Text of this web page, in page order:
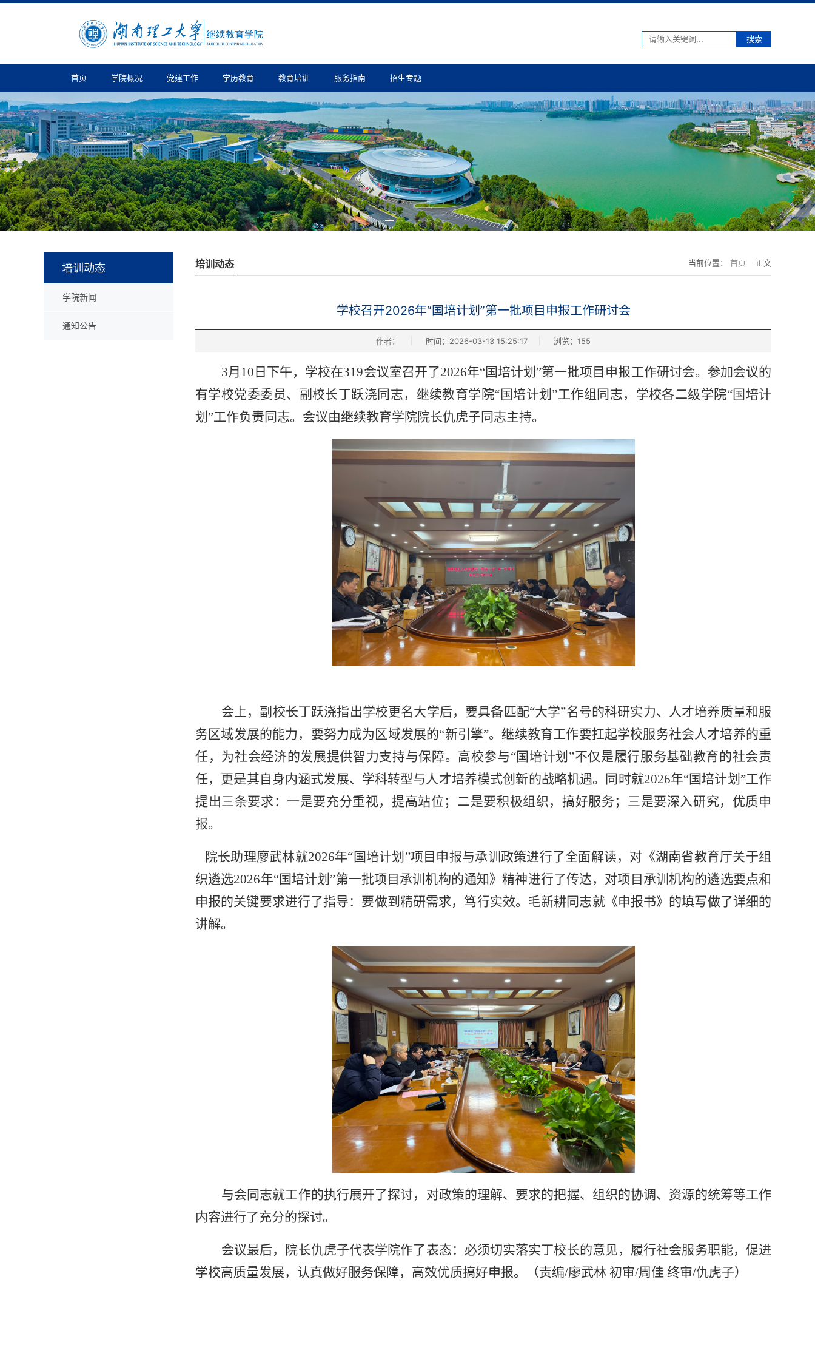
搜索
首页 学院概况 党建工作 学历教育 教育培训 服务指南 招生专题
培训动态
学院新闻
通知公告
当前位置： 首页 正文
培训动态
学校召开2026年“国培计划”第一批项目申报工作研讨会
作者： 时间：2026-03-13 15:25:17 浏览： 155
3月10日下午，学校在319会议室召开了2026年“国培计划”第一批项目申报工作研讨会。参加会议的
有学校党委委员、副校长丁跃浇同志，继续教育学院“国培计划”工作组同志，学校各二级学院“国培计
划”工作负责同志。会议由继续教育学院院长仇虎子同志主持。
会上，副校长丁跃浇指出学校更名大学后，要具备匹配“大学”名号的科研实力、人才培养质量和服
务区域发展的能力，要努力成为区域发展的“新引擎”‌。继续教育工作要扛起学校服务社会人才培养的重
任，为社会经济的发展提供智力支持与保障。高校参与“国培计划”不仅是履行服务基础教育的社会责
任，更是其自身‌内涵式发展、学科转型与人才培养模式创新‌的战略机遇。同时就2026年“国培计划”工作
提出三条要求：一是要充分重视，提高站位；二是要积极组织，搞好服务；三是要深入研究，优质申
报。
院长助理廖武林就2026年“国培计划”项目申报与承训政策进行了全面解读，对《湖南省教育厅关于组
织遴选2026年“国培计划”第一批项目承训机构的通知》精神进行了传达，对项目承训机构的遴选要点和
申报的关键要求进行了指导：要做到精研需求，笃行实效。毛新耕同志就《申报书》的填写做了详细的
讲解。
与会同志就工作的执行展开了探讨，对政策的理解、要求的把握、组织的协调、资源的统筹等工作
内容进行了充分的探讨。
会议最后，院长仇虎子代表学院作了表态：必须切实落实丁校长的意见，履行社会服务职能，促进
学校高质量发展，认真做好服务保障，高效优质搞好申报。（责编/廖武林 初审/周佳 终审/仇虎子）